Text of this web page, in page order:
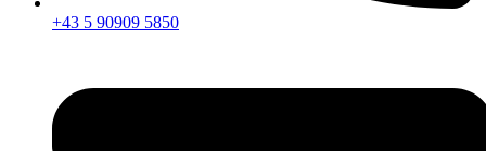
+43 5 90909 5850